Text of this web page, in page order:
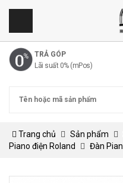
TRẢ GÓP
Lãi suất 0% (mPos)
Trang chủ Sản phẩm
Piano điện Roland
Đàn